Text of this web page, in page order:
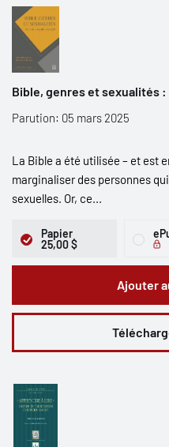
Bible, genres et sexualités :
Parution: 05 mars 2025
La Bible a été utilisée – et est
marginaliser des personnes
sexuelles. Or, ce...
Papier
25,00 $
Ajouter